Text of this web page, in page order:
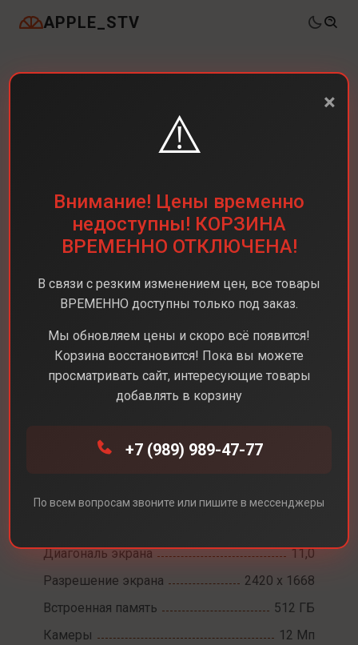
APPLE_STV
Планшеты Apple iPad Pro 11 M4 Wifi
Wifi
Диагональ экрана
11,0
Разрешение экрана
2420 х 1668
Встроенная память
512 ГБ
Камеры
12 Мп
×
⚠️
Внимание! Цены временно
недоступны! КОРЗИНА
ВРЕМЕННО ОТКЛЮЧЕНА!
В связи с резким изменением цен, все товары
ВРЕМЕННО доступны только под заказ.
Мы обновляем цены и скоро всё появится!
Корзина восстановится! Пока вы можете
просматривать сайт, интересующие товары
добавлять в корзину
+7 (989) 989-47-77
По всем вопросам звоните или пишите в мессенджеры